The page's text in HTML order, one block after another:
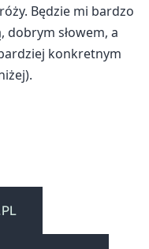
Będzie mi bardzo
dobrym słowem, a
konkretnym